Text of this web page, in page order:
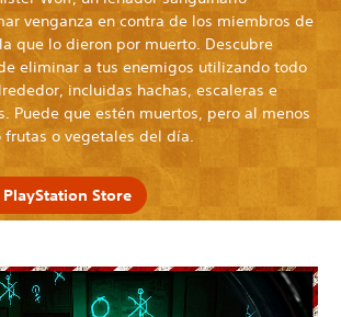
venganza en contra de los miembros de
que lo dieron por muerto. Descubre
eliminar a tus enemigos utilizando todo
incluidas hachas, escaleras e
Puede que estén muertos, pero al menos
frutas o vegetales del día.
Store